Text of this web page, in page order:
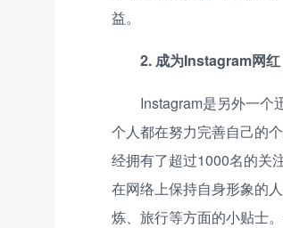
益。
2. 成为Instagram网红
Instagram是另外一个
个人都在努力完善自己的
经拥有了超过1000名的关
在网络上保持自身形象的
炼、旅行等方面的小贴士